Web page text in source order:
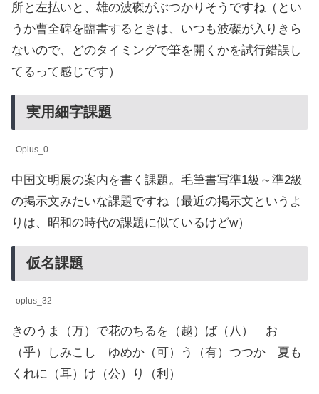
所と左払いと、雄の波磔がぶつかりそうですね（とい
うか曹全碑を臨書するときは、いつも波磔が入りきら
ないので、どのタイミングで筆を開くかを試行錯誤し
てるって感じです）
実用細字課題
Oplus_0
中国文明展の案内を書く課題。毛筆書写準1級～準2級
の掲示文みたいな課題ですね（最近の掲示文というよ
りは、昭和の時代の課題に似ているけどw）
仮名課題
oplus_32
きのうま（万）で花のちるを（越）ば（八） お
（乎）しみこし ゆめか（可）う（有）つつか 夏も
くれに（耳）け（公）り（利）